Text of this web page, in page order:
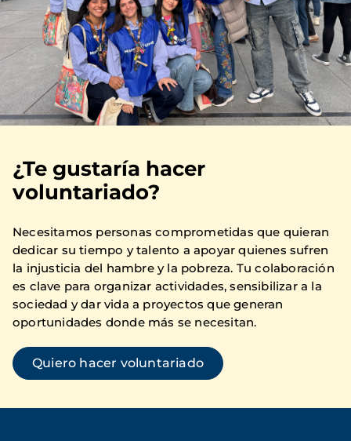
¿Te gustaría hacer
voluntariado?
Necesitamos personas comprometidas que quieran
dedicar su tiempo y talento a apoyar quienes sufren
la injusticia del hambre y la pobreza. Tu colaboración
es clave para organizar actividades, sensibilizar a la
sociedad y dar vida a proyectos que generan
oportunidades donde más se necesitan.
Quiero hacer voluntariado